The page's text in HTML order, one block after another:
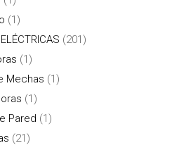
(1)
(201)
(1)
Mechas (1)
(1)
Pared (1)
(21)